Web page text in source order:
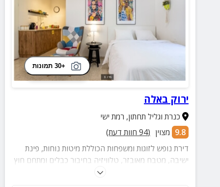
+30 תמונות
ירוק באלה
כנרת וגליל תחתון, רמת ישי
9.8 מצוין (
94 חוות דעת)
דירת נופש לזוגות ומשפחות הכוללת מיטות נוחות, פינת
ישיבה, מטבח מאובזר, טלוויזיה בחיבור כבלים ומתחם חוץ